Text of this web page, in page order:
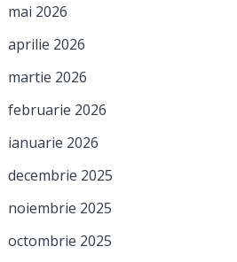
mai 2026
aprilie 2026
martie 2026
februarie 2026
ianuarie 2026
decembrie 2025
noiembrie 2025
octombrie 2025